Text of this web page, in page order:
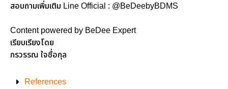
สอบถามเพิ่มเติม Line Official : @BeDeebyBDMS
Content powered by BeDee Expert
เรียบเรียงโดย
กรวรรณ ใจซื่อกุล
References